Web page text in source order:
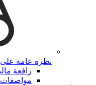
نظرة عامة على
رافعة
مواصفات